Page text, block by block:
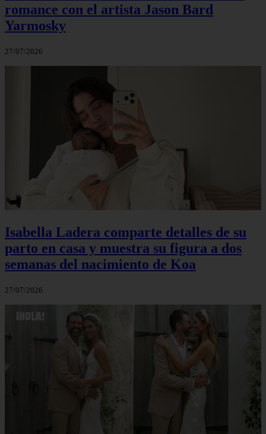
romance con el artista Jason Bard
Yarmosky
27/07/2026
Isabella Ladera comparte detalles de su
parto en casa y muestra su figura a dos
semanas del nacimiento de Koa
27/07/2026